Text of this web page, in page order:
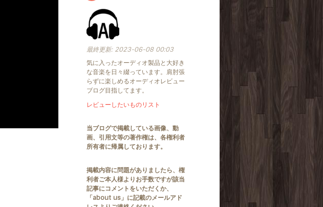
最終更新: 2023-06-08 00:03
気に入ったオーディオ製品と大好き
な音楽を日々綴っています。肩肘張
らずに楽しめるオーディオレビュー
ブログ目指してます。
レビューしたいものリスト
当ブログで掲載している画像、動
画、引用文等の著作権は、各権利者
所有者に帰属しております。
掲載内容に問題がありましたら、権
利者ご本人様よりお手数ですが該当
記事にコメントをいただくか、
「about us」に記載のメールアド